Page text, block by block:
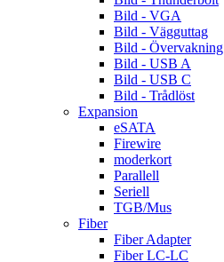
Bild - VGA
Bild - Vägguttag
Bild - Övervakning
Bild - USB A
Bild - USB C
Bild - Trådlöst
Expansion
eSATA
Firewire
moderkort
Parallell
Seriell
TGB/Mus
Fiber
Fiber Adapter
Fiber LC-LC